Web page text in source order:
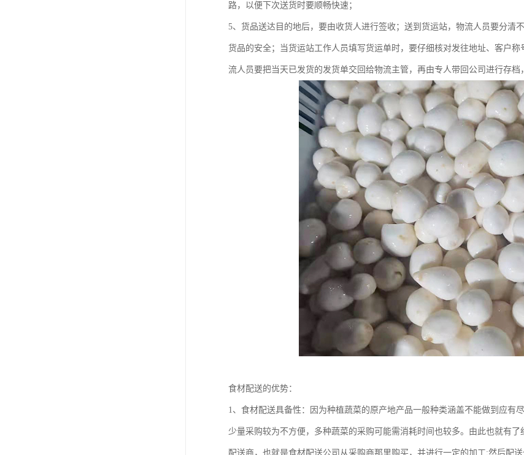
路，以便下次送货时要顺畅快速；
5、货品送达目的地后，要由收货人进行签收；送到货运站，物流人员要分清
货品的安全；当货运站工作人员填写货运单时，要仔细核对发往地址、客户
流人员要把当天已发货的发货单交回给物流主管，再由专人带回公司进行存档
食材配送的优势：
1、食材配送具备性：因为种植蔬菜的原产地产品一般种类涵盖不能做到应有
少量采购较为不方便，多种蔬菜的采购可能需消耗时间也较多。由此也就有
配送商，也就是食材配送公司从采购商那里购买，并进行一定的加工;然后配